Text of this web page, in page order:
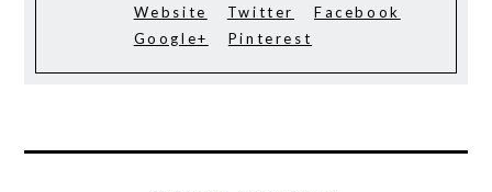
Website Twitter
Facebook
Google+
Pinterest